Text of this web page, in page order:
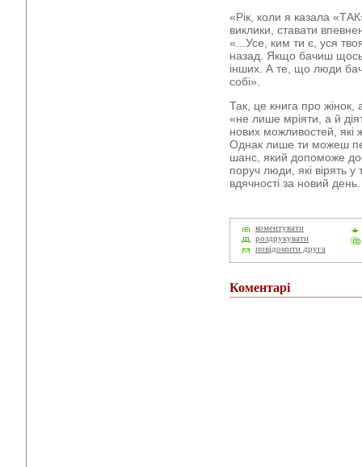
«Рік, коли я казала
виклики, ставати
«...Усе, ким ти є, уся
назад. Якщо бачиш щось
інших. А те, що люди
собі».
Так, це книга про
«не лише мріяти, а й
нових можливостей, які
Однак лише ти можеш
шанс, який допоможе
поруч люди, які вірять
вдячності за новий
коментувати
роздрукувати
повідомити друга
Коментарі